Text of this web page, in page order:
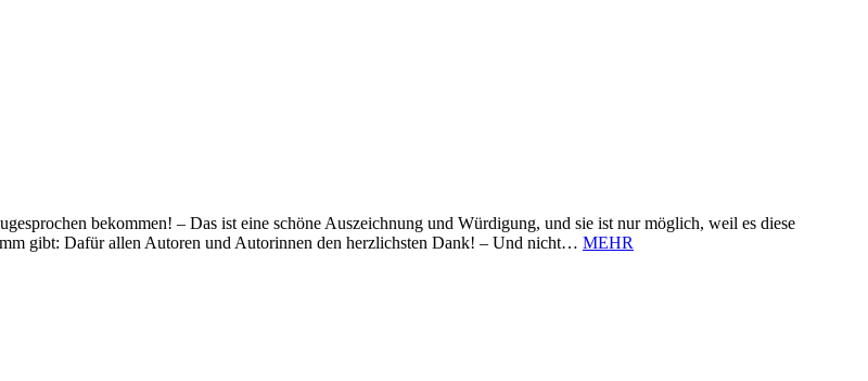
bekommen! – Das ist eine schöne Auszeichnung und Würdigung, und sie ist nur möglich, weil es diese
gibt: Dafür allen Autoren und Autorinnen den herzlichsten Dank! – Und nicht… MEHR